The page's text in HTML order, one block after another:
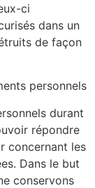
ci
dans un
de façon
personnels
durant
répondre
concernant les
Dans le but
conservons